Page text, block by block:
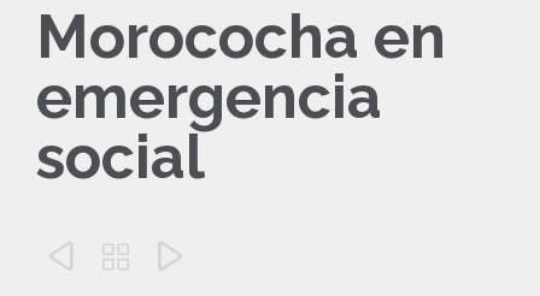
Morococha en
emergencia
social
  